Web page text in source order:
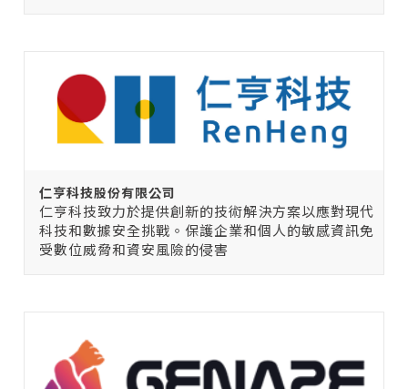
仁亨科技股份有限公司
仁亨科技致力於提供創新的技術解決方案以應對現代
科技和數據安全挑戰。保護企業和個人的敏感資訊免
受數位威脅和資安風險的侵害